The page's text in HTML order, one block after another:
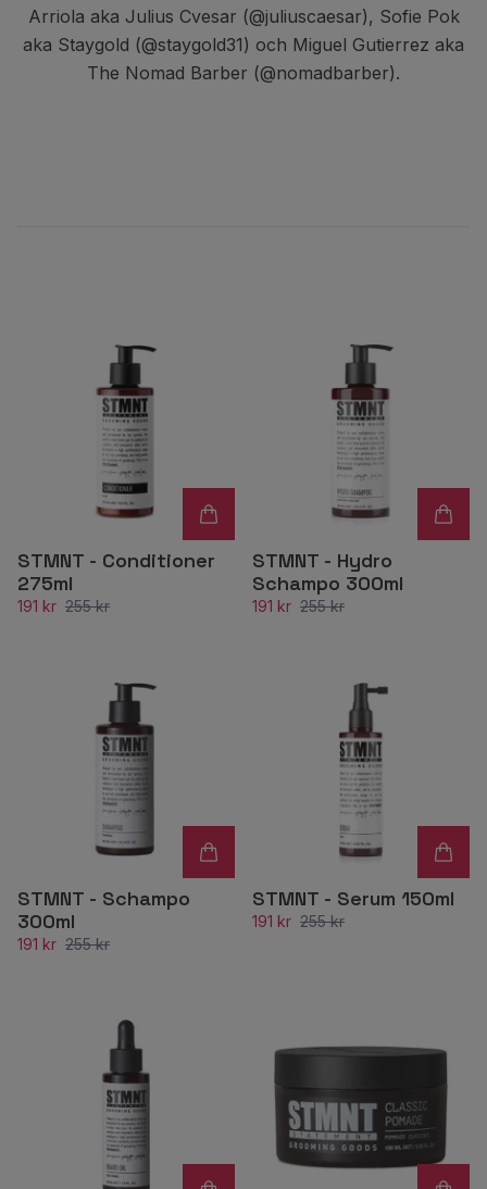
Arriola aka Julius Cvesar (@juliuscaesar), Sofie Pok
aka Staygold (@staygold31) och Miguel Gutierrez aka
The Nomad Barber (@nomadbarber).
STMNT - Conditioner
275ml
191 kr 255 kr
STMNT - Hydro
Schampo 300ml
191 kr 255 kr
STMNT - Schampo
300ml
191 kr 255 kr
STMNT - Serum 150ml
191 kr 255 kr